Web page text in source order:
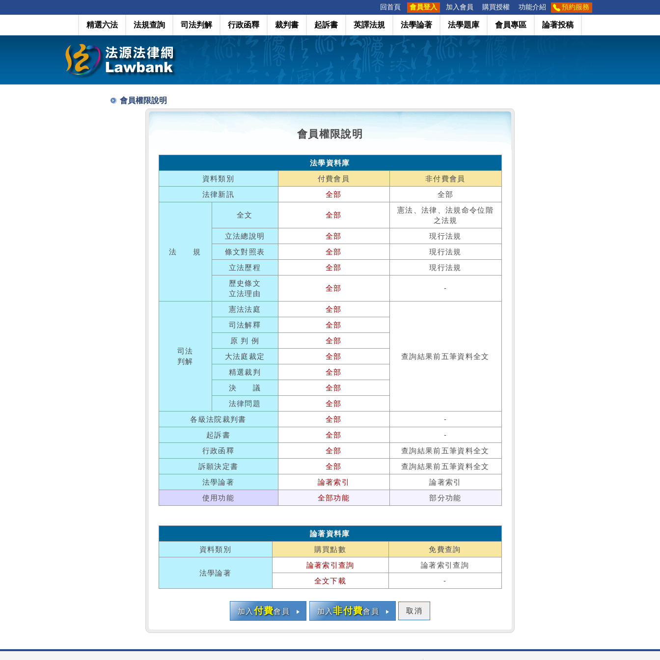
回首頁 會員登入 加入會員 購買授權 功能介紹 預約服務
精選六法 法規查詢 司法判解 行政函釋 裁判書 起訴書 英譯法規 法學論著 法學題庫 會員專區 論著投稿
會員權限說明
會員權限說明
法學資料庫
資料類別
付費會員
非付費會員
法律新訊
全部 全部
法 規
全文 全部
憲法、法律、法規命令位階
之法規
立法總說明
全部
現行法規
條文對照表
全部
現行法規
立法歷程
全部
現行法規
歷史條文
立法理由
全部 -
司法
判解
憲法法庭 全部
查詢結果前五筆資料全文
司法解釋
全部
原 判 例
全部
大法庭裁定
全部
精選裁判
全部
決 議
全部
法律問題
全部
各級法院裁判書
全部
-
起訴書
全部
-
行政函釋
全部
查詢結果前五筆資料全文
訴願決定書
全部
查詢結果前五筆資料全文
法學論著
論著索引
論著索引
使用功能
全部功能 部分功能
論著資料庫
資料類別
購買點數 免費查詢
法學論著
論著索引查詢
論著索引查詢
全文下載
-
加入付費會員 加入非付費會員 取消